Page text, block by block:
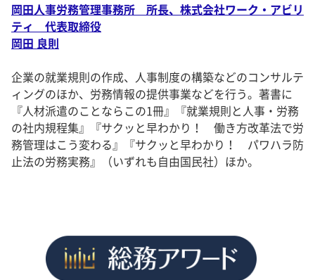
岡田人事労務管理事務所 所長、株式会社ワーク・アビリ
ティ 代表取締役
岡田 良則
企業の就業規則の作成、人事制度の構築などのコンサルテ
ィングのほか、労務情報の提供事業などを行う。著書に
『人材派遣のことならこの1冊』『就業規則と人事・労務
の社内規程集』『サクッと早わかり！ 働き方改革法で労
務管理はこう変わる』『サクッと早わかり！ パワハラ防
止法の労務実務』（いずれも自由国民社）ほか。